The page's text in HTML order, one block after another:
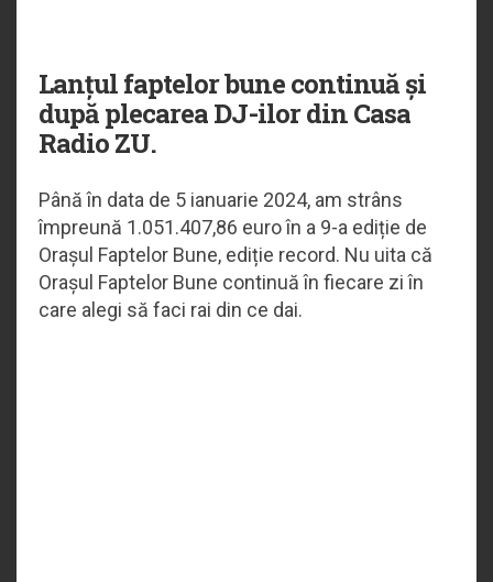
Lanțul faptelor bune continuă și
după plecarea DJ-ilor din Casa
Radio ZU.
Până în data de 5 ianuarie 2024, am strâns
împreună 1.051.407,86 euro în a 9-a ediție de
Orașul Faptelor Bune, ediție record. Nu uita că
Orașul Faptelor Bune continuă în fiecare zi în
care alegi să faci rai din ce dai.